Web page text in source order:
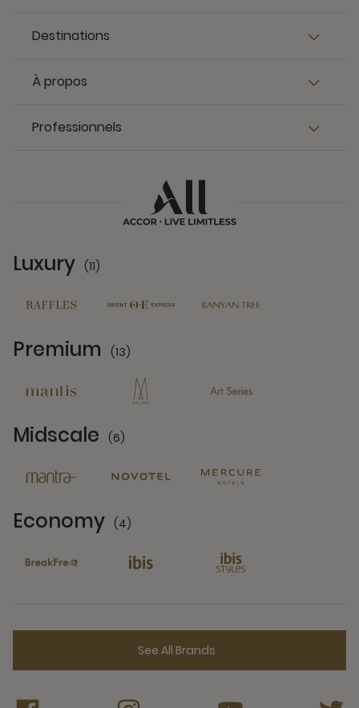
Destinations
À propos
Professionnels
Luxury (11)
Premium (13)
Midscale (6)
Economy (4)
See All Brands